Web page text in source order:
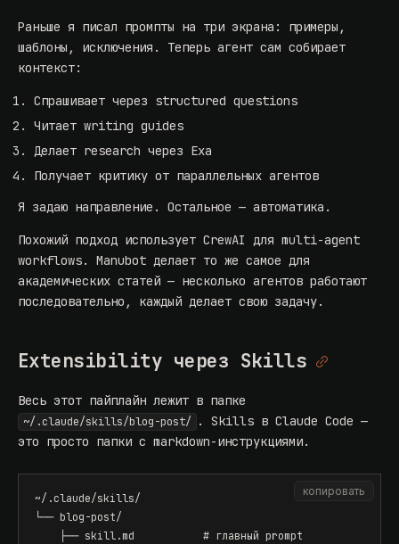
Раньше я писал промпты на три экрана: примеры,
шаблоны, исключения. Теперь агент сам собирает
контекст:
Спрашивает через structured questions
Читает writing guides
Делает research через Exa
Получает критику от параллельных агентов
Я задаю направление. Остальное — автоматика.
Похожий подход использует CrewAI для multi-agent
workflows. Manubot делает то же самое для
академических статей — несколько агентов работают
последовательно, каждый делает свою задачу.
Extensibility через Skills
Весь этот пайплайн лежит в папке
~/.claude/skills/blog-post/ . Skills в Claude Code —
это просто папки с markdown-инструкциями.
копировать
~/.claude/skills/
└── blog-post/
    ├── skill.md           # главный prompt